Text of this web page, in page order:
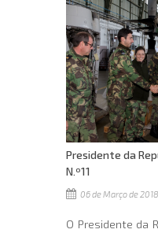
Presidente da
N.º11
06 de Março de 2018
O Presidente da